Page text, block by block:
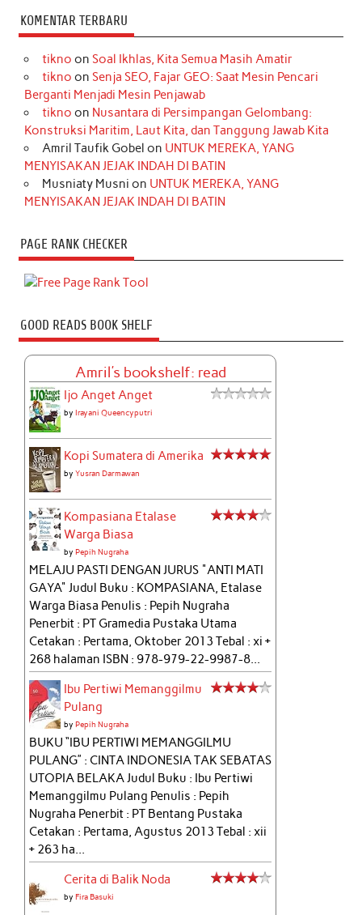
KOMENTAR TERBARU
tikno on Soal Ikhlas, Kita Semua Masih Amatir
tikno on Senja SEO, Fajar GEO: Saat Mesin Pencari
Berganti Menjadi Mesin Penjawab
tikno on Nusantara di Persimpangan Gelombang:
Konstruksi Maritim, Laut Kita, dan Tanggung Jawab Kita
Amril Taufik Gobel on UNTUK MEREKA, YANG
MENYISAKAN JEJAK INDAH DI BATIN
Musniaty Musni on UNTUK MEREKA, YANG
MENYISAKAN JEJAK INDAH DI BATIN
PAGE RANK CHECKER
GOOD READS BOOK SHELF
Amril's bookshelf: read
Ijo Anget Anget
byIrayani Queencyputri
Kopi Sumatera di Amerika
byYusran Darmawan
Kompasiana Etalase
Warga Biasa
byPepih Nugraha
MELAJU PASTI DENGAN JURUS "ANTI MATI
GAYA" Judul Buku : KOMPASIANA, Etalase
Warga Biasa Penulis : Pepih Nugraha
Penerbit : PT Gramedia Pustaka Utama
Cetakan : Pertama, Oktober 2013 Tebal : xi +
268 halaman ISBN : 978-979-22-9987-8...
Ibu Pertiwi Memanggilmu
Pulang
byPepih Nugraha
BUKU “IBU PERTIWI MEMANGGILMU
PULANG” : CINTA INDONESIA TAK SEBATAS
UTOPIA BELAKA Judul Buku : Ibu Pertiwi
Memanggilmu Pulang Penulis : Pepih
Nugraha Penerbit : PT Bentang Pustaka
Cetakan : Pertama, Agustus 2013 Tebal : xii
+ 263 ha...
Cerita di Balik Noda
byFira Basuki